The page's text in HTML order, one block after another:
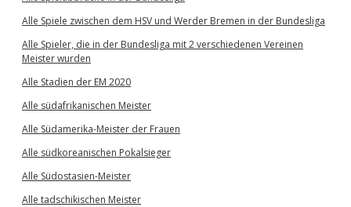
Alle Spiele zwischen dem HSV und Werder Bremen in der Bundesliga
Alle Spieler, die in der Bundesliga mit 2 verschiedenen Vereinen
Meister wurden
Alle Stadien der EM 2020
Alle südafrikanischen Meister
Alle Südamerika-Meister der Frauen
Alle südkoreanischen Pokalsieger
Alle Südostasien-Meister
Alle tadschikischen Meister